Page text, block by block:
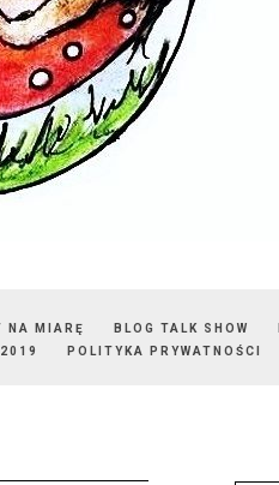
NA MIARĘ BLOG TALK SHOW
POLITYKA PRYWATNOŚCI